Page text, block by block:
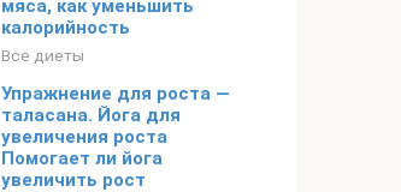
мяса, как уменьшить
калорийность
Все диеты
Упражнение для роста —
таласана. Йога для
увеличения роста
Помогает ли йога
увеличить рост